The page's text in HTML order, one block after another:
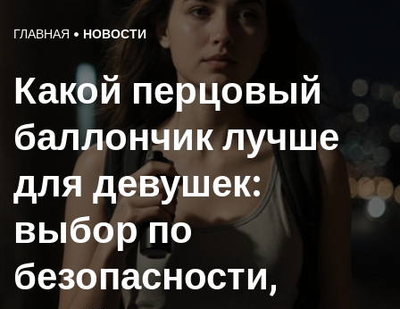
ГЛАВНАЯ НОВОСТИ
Какой перцовый
баллончик лучше
для девушек:
выбор по
безопасности,